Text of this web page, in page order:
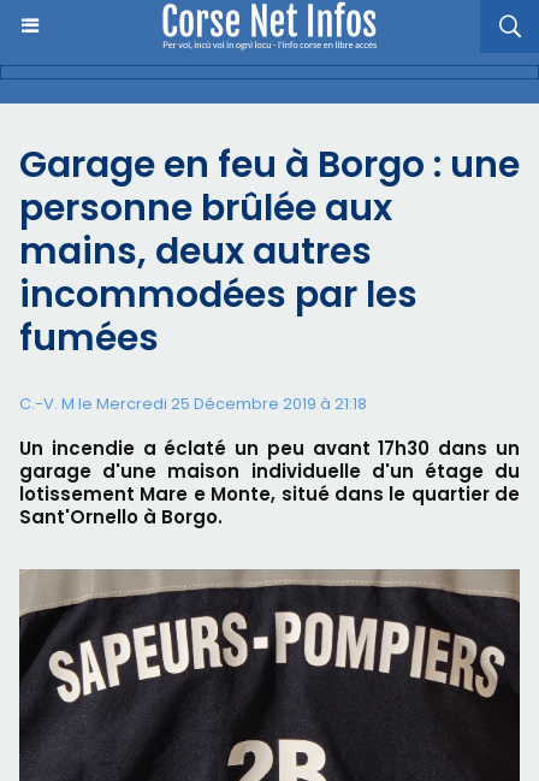
Garage en feu à Borgo : une
personne brûlée aux
mains, deux autres
incommodées par les
fumées
C.-V. M le Mercredi 25 Décembre 2019 à 21:18
Un incendie a éclaté un peu avant 17h30 dans un
garage d'une maison individuelle d'un étage du
lotissement Mare e Monte, situé dans le quartier de
Sant'Ornello à Borgo.